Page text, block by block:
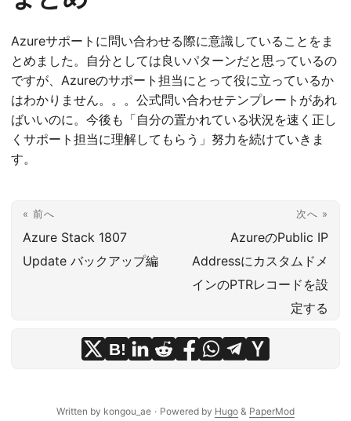
Azureサポートに問い合わせる際に意識していることをま
とめました。自分としては良いパターンだと思っているの
ですが、Azureのサポート担当にとって役に立っているか
はわかりません。。。公式問い合わせテンプレートがあれ
ばいいのに。今後も「自分の置かれている状況を速く正し
くサポート担当に理解してもらう」努力を続けていきま
す。
« 前へ
Azure Stack 1807
Update バックアップ編
次へ »
AzureのPublic IP
Addressにカスタムドメ
インのPTRレコードを設
定する
B!
Written by kongou_ae · Powered by Hugo & PaperMod